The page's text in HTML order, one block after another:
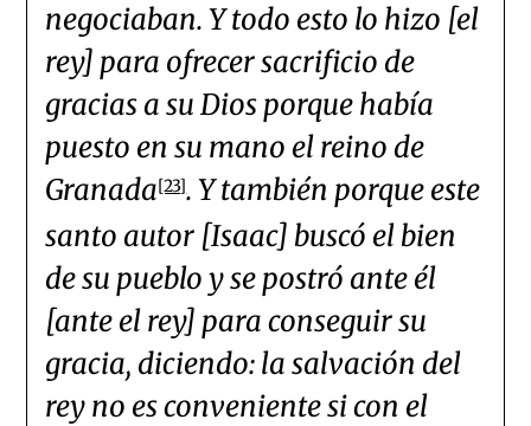
negociaban. Y todo esto lo hizo [el
rey] para ofrecer sacrificio de
gracias a su Dios porque había
puesto en su mano el reino de
Granada[23]. Y también porque este
santo autor [Isaac] buscó el bien
de su pueblo y se postró ante él
[ante el rey] para conseguir su
gracia, diciendo: la salvación del
rey no es conveniente si con el